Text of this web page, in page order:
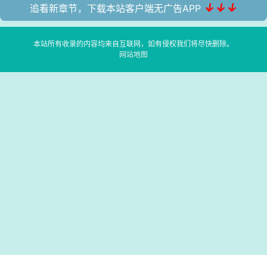
追看新章节，下载本站客户端无广告APP ↓↓↓
本站所有收录的内容均来自互联网，如有侵权我们将尽快删除。
网站地图